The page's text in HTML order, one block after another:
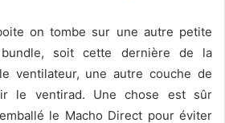
on tombe sur une autre petite
soit cette dernière de la
ventilateur, une autre couche de
le ventirad. Une chose est sûr
le Macho Direct pour éviter